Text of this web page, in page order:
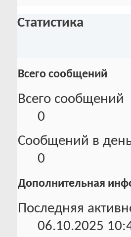
Статистика
Всего сообщений
Всего сообщений
0
Сообщений в
0
Дополнительная
Последняя
06.10.2025